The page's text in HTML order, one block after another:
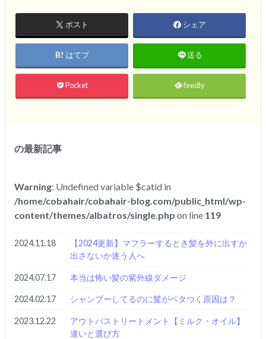
ポスト シェア
はてブ 送る
Pocket feedly
の最新記事
Warning: Undefined variable $catid in
/home/cobahair/cobahair-blog.com/public_html/wp-
content/themes/albatros/single.php on line 119
2024.11.18
【2024更新】マフラーするとき髪を外に出すか
出さないか迷う人へ
2024.07.17 本当は怖い髪の紫外線ダメージ
2024.02.17 シャンプーしてるのに髪がベタつく原因は？
2023.12.22
アウトバストリートメント【ミルク・オイル】
違いと選び方